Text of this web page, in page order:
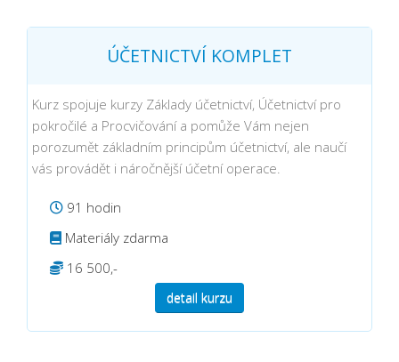
ÚČETNICTVÍ KOMPLET
Kurz spojuje kurzy Základy účetnictví, Účetnictví pro
pokročilé a Procvičování a pomůže Vám nejen
porozumět základním principům účetnictví, ale naučí
vás provádět i náročnější účetní operace.
91 hodin
Materiály zdarma
16 500,-
detail kurzu